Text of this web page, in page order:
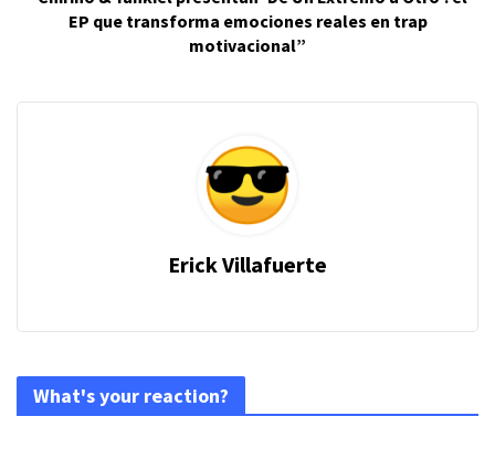
EP que transforma emociones reales en trap
motivacional”
Erick Villafuerte
What's your reaction?